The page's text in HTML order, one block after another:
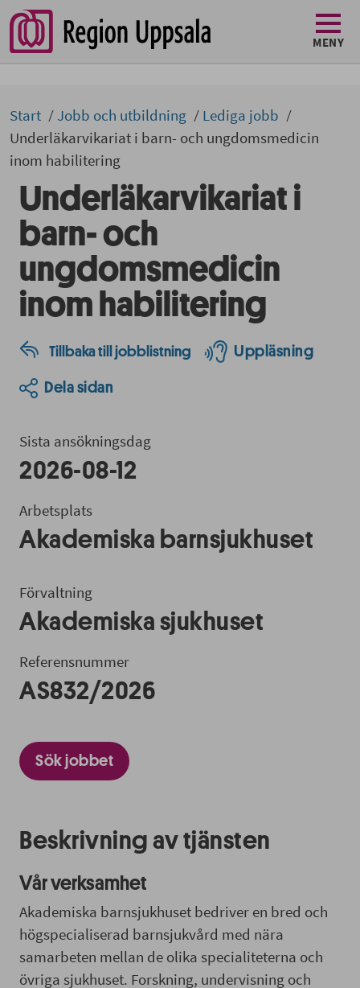
MENY
Start Jobb och utbildning
Lediga jobb
Underläkarvikariat i barn- och ungdomsmedicin
inom habilitering
Underläkarvikariat i
barn- och
ungdomsmedicin
inom habilitering
Tillbaka till jobblistning Uppläsning
Dela sidan
Sista ansökningsdag
2026-08-12
Arbetsplats
Akademiska barnsjukhuset
Förvaltning
Akademiska sjukhuset
Referensnummer
AS832/2026
Sök jobbet
Beskrivning av tjänsten
Vår verksamhet
Akademiska barnsjukhuset bedriver en bred och
högspecialiserad barnsjukvård med nära
samarbeten mellan de olika specialiteterna och
övriga sjukhuset. Forskning, undervisning och